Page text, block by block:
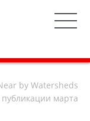
by Watersheds
марта